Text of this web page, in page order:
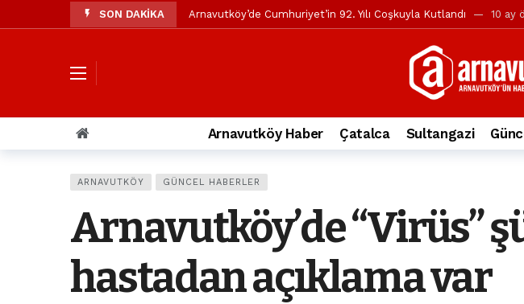
SON DAKİKA Arnavutköy’de Cumhuriyet’in 92. Yılı Coşkuyla Kutlandı 10 ay
Özgür Özel’den Arnavutköy Belediyesi’ne ve Mustafa
Arnavutköy’ün nüfusu 2024 yılında 344.868’e ulaştı 2 yıl önce
Arnavutköy Taşoluk’ta seyir halindeki otomobil alev alev yandı.
Arnavutköy İmrahor Mahallesi sakinleri protesto gösterisi
Toprak kaydı: 3 hafriyat kamyonu birbirlerinin üzerine devrildi
İstanbul Havalimanı yolundaki kazada, taksideki yolcu öldü 3
Arnavutkoy Belediyesi’ne su baskını tepkisi 3 yıl önce
Arnavutköy Haber Çatalca Sultangazi
ARNAVUTKÖY GÜNCEL HABERLER
Arnavutköy’de “Virüs”
hastadan açıklama var